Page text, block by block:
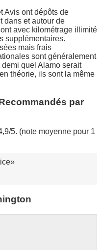
Avis ont dépôts de
dans et autour de
avec kilométrage illimité
supplémentaires.
mais frais
sont généralement
quel Alamo serait
théorie, ils sont la même
par
5. (note moyenne pour 1